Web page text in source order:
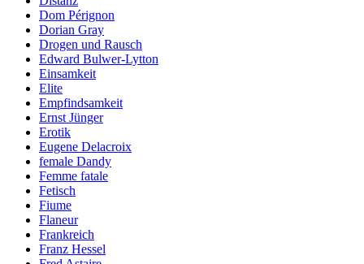
Dom Pérignon
Dorian Gray
Drogen und Rausch
Edward Bulwer-Lytton
Einsamkeit
Elite
Empfindsamkeit
Ernst Jünger
Erotik
Eugene Delacroix
female Dandy
Femme fatale
Fetisch
Fiume
Flaneur
Frankreich
Franz Hessel